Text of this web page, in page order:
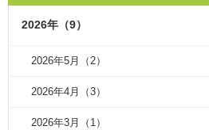
2026年（9）
2026年5月（2）
2026年4月（3）
2026年3月（1）